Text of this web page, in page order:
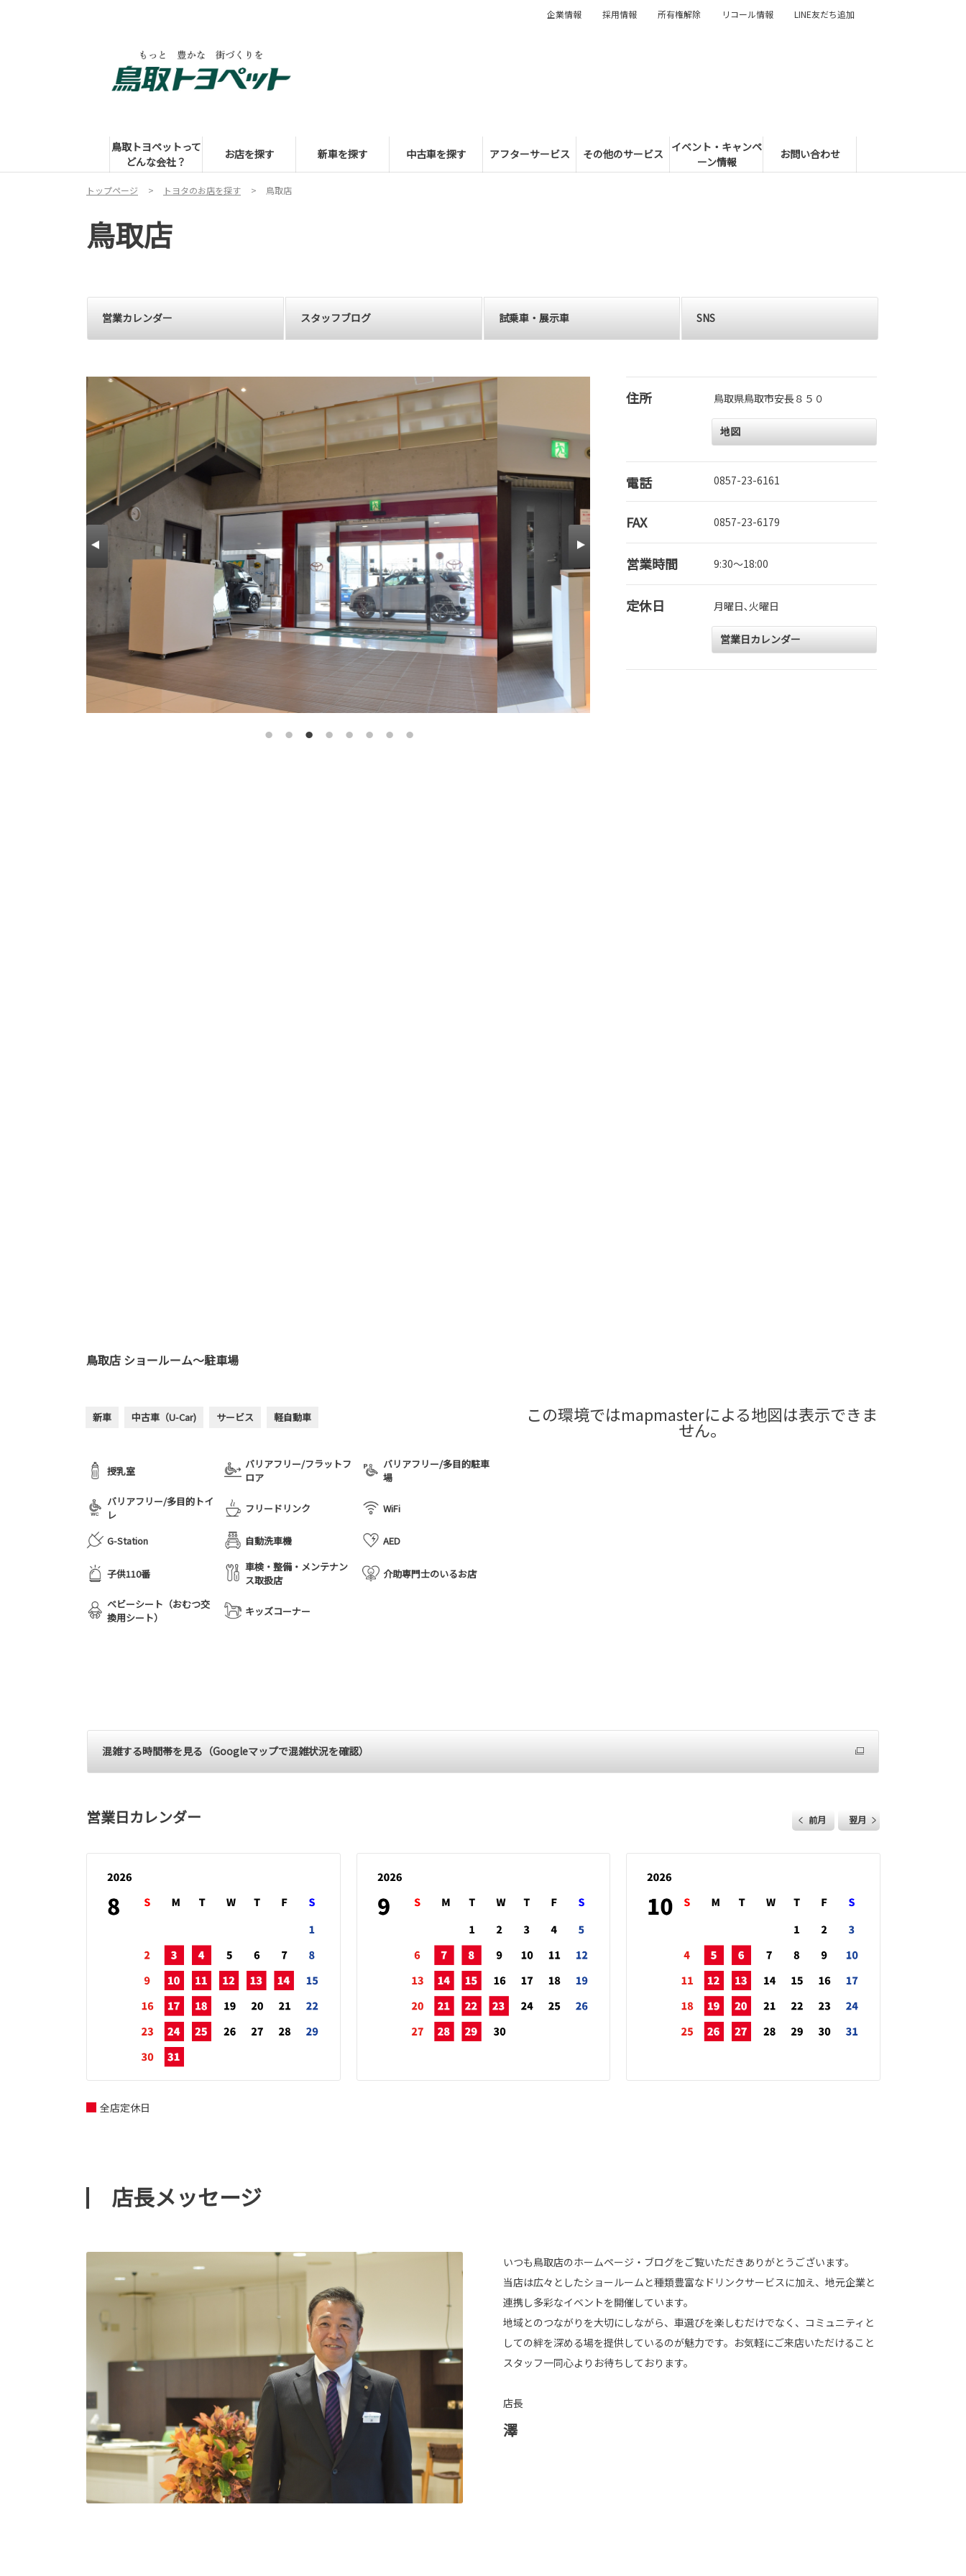
鳥取トヨペットって
どんな会社？
お店を探す 新車を探す 中古車を探す アフターサービス その他のサービス
イベント・キャンペ
ーン情報
お問い合わせ
企業情報 採用情報 所有権解除 リコール情報 LINE友だち追加
トップページ トヨタのお店を探す 鳥取店
鳥取店
営業カレンダー スタッフブログ 試乗車・展示車 SNS
住所 鳥取県鳥取市安長８５０
地図
電話 0857-23-6161
FAX 0857-23-6179
営業時間 9:30～18:00
定休日 月曜日､火曜日
営業日カレンダー
鳥取店 ショールーム～駐車場
新車 中古車（U-Car) サービス 軽自動車
授乳室
バリアフリー/フラットフ
ロア
バリアフリー/多目的駐車
場
バリアフリー/多目的トイ
レ
フリードリンク WiFi
G-Station 自動洗車機 AED
子供110番
車検・整備・メンテナン
ス取扱店
介助専門士のいるお店
ベビーシート（おむつ交
換用シート）
キッズコーナー
この環境ではmapmasterによる地図は表示できま
せん。
混雑する時間帯を見る（Googleマップで混雑状況を確認）
営業日カレンダー 前月 翌月
全店定休日
店長メッセージ
いつも鳥取店のホームページ・ブログをご覧いただきありがとうございます。
当店は広々としたショールームと種類豊富なドリンクサービスに加え、地元企業と
連携し多彩なイベントを開催しています。
地域とのつながりを大切にしながら、車選びを楽しむだけでなく、コミュニティと
しての絆を深める場を提供しているのが魅力です。お気軽にご来店いただけること
スタッフ一同心よりお待ちしております。
店長
澤